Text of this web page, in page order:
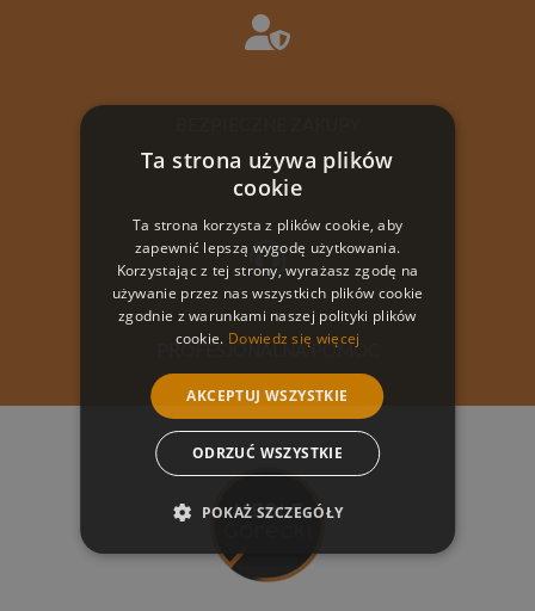
PROFESJONALNA POMOC
Ta strona używa plików
cookie
Ta strona korzysta z plików cookie, aby
zapewnić lepszą wygodę użytkowania.
Korzystając z tej strony, wyrażasz zgodę na
używanie przez nas wszystkich plików cookie
zgodnie z warunkami naszej polityki plików
cookie. Dowiedz się więcej
AKCEPTUJ WSZYSTKIE
ODRZUĆ WSZYSTKIE
POKAŻ SZCZEGÓŁY